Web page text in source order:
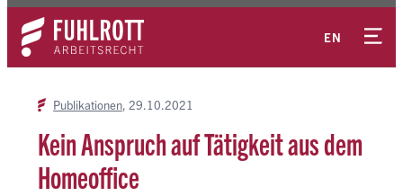
Zum
Inhalt
springen
EN
Kontakt
Publikationen 29.10.2021
Kein Anspruch auf Tätigkeit aus dem
Homeoffice